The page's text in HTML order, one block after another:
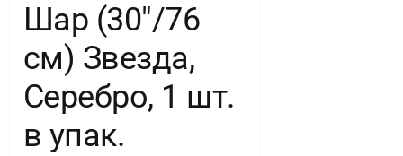
Шар (30″/76
см) Звезда,
Серебро, 1 шт.
в упак.